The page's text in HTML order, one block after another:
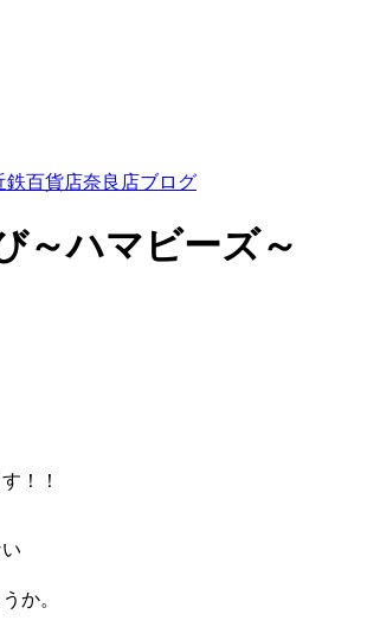
鉄百貨店奈良店ブログ
～ハマビーズ～
！！
か。